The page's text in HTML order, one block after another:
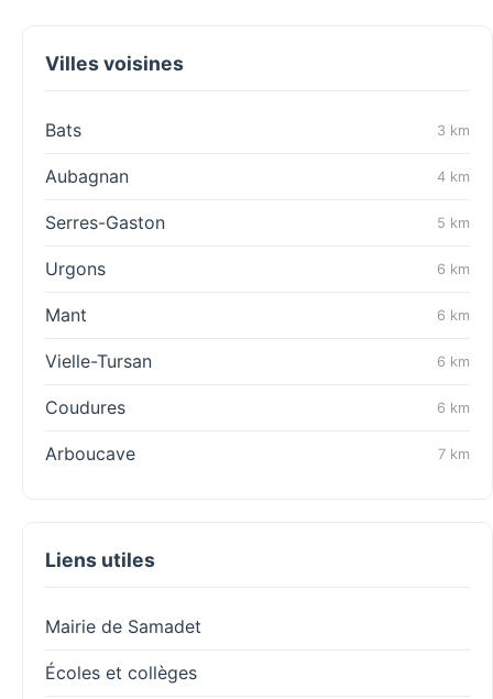
Villes voisines
Bats 3 km
Aubagnan 4 km
Serres-Gaston 5 km
Urgons 6 km
Mant 6 km
Vielle-Tursan 6 km
Coudures 6 km
Arboucave 7 km
Liens utiles
Mairie de Samadet
Écoles et collèges